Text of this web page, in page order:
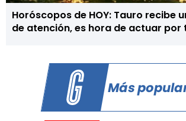
Horóscopos de HOY: Tauro recibe
de atención, es hora de actuar por
Más